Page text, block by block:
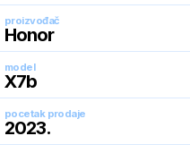
proizvođač
Honor
model
X7b
pocetak prodaje
2023.